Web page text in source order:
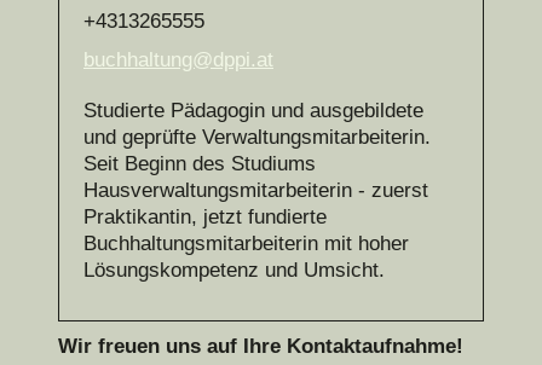
+4313265555
buchhaltung@dppi.at
Studierte Pädagogin und ausgebildete
und geprüfte Verwaltungsmitarbeiterin.
Seit Beginn des Studiums
Hausverwaltungsmitarbeiterin - zuerst
Praktikantin, jetzt fundierte
Buchhaltungsmitarbeiterin mit hoher
Lösungskompetenz und Umsicht.
Wir freuen uns auf Ihre Kontaktaufnahme!